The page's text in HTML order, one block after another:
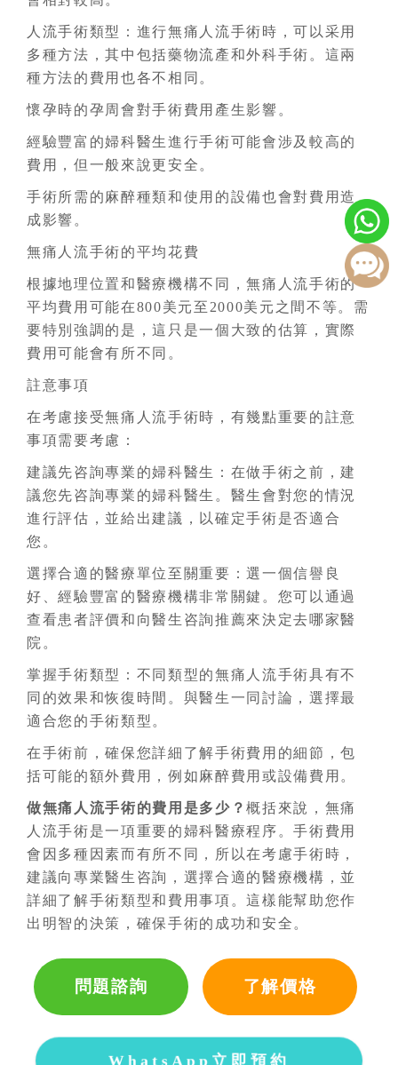
人流手術類型：進行無痛人流手術時，可以采用
多種方法，其中包括藥物流產和外科手術。這兩
種方法的費用也各不相同。
懷孕時的孕周會對手術費用產生影響。
經驗豐富的婦科醫生進行手術可能會涉及較高的
費用，但一般來說更安全。
手術所需的麻醉種類和使用的設備也會對費用造
成影響。
無痛人流手術的平均花費
根據地理位置和醫療機構不同，無痛人流手術的
平均費用可能在800美元至2000美元之間不等。需
要特別強調的是，這只是一個大致的估算，實際
費用可能會有所不同。
註意事項
在考慮接受無痛人流手術時，有幾點重要的註意
事項需要考慮：
建議先咨詢專業的婦科醫生：在做手術之前，建
議您先咨詢專業的婦科醫生。醫生會對您的情況
進行評估，並給出建議，以確定手術是否適合
您。
選擇合適的醫療單位至關重要：選一個信譽良
好、經驗豐富的醫療機構非常關鍵。您可以通過
查看患者評價和向醫生咨詢推薦來決定去哪家醫
院。
掌握手術類型：不同類型的無痛人流手術具有不
同的效果和恢復時間。與醫生一同討論，選擇最
適合您的手術類型。
在手術前，確保您詳細了解手術費用的細節，包
括可能的額外費用，例如麻醉費用或設備費用。
做無痛人流手術的費用是多少？概括來說，無痛
人流手術是一項重要的婦科醫療程序。手術費用
會因多種因素而有所不同，所以在考慮手術時，
建議向專業醫生咨詢，選擇合適的醫療機構，並
詳細了解手術類型和費用事項。這樣能幫助您作
出明智的決策，確保手術的成功和安全。
問題諮詢 了解價格
WhatsApp立即預約